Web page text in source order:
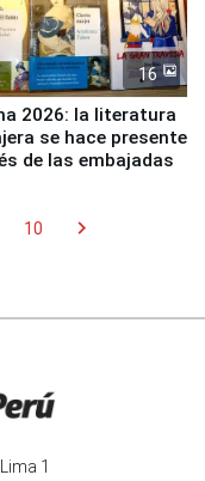
16
2026: la literatura
se hace presente
de las embajadas
10 chevron_right
1